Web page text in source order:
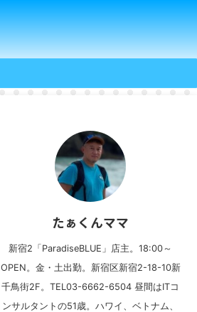
たぁくんママ
新宿2「ParadiseBLUE」店主。18:00～
OPEN。金・土出勤。新宿区新宿2-18-10新
千鳥街2F。TEL03-6662-6504 昼間はITコ
ンサルタントの51歳。ハワイ、ベトナム、